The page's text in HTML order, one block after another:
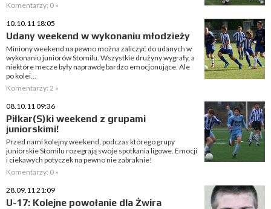
Komentarzy: 0 »
10.10.11 18:05
Udany weekend w wykonaniu młodzieży
Miniony weekend na pewno można zaliczyć do udanych w
wykonaniu juniorów Stomilu. Wszystkie drużyny wygrały, a
niektóre mecze były naprawdę bardzo emocjonujące. Ale
po kolei...
Komentarzy: 2 »
08.10.11 09:36
Piłkar(S)ki weekend z grupami
juniorskimi!
Przed nami kolejny weekend, podczas którego grupy
juniorskie Stomilu rozegrają swoje spotkania ligowe. Emocji
i ciekawych potyczek na pewno nie zabraknie!
Komentarzy: 0 »
28.09.11 21:09
U-17: Kolejne powołanie dla Żwira